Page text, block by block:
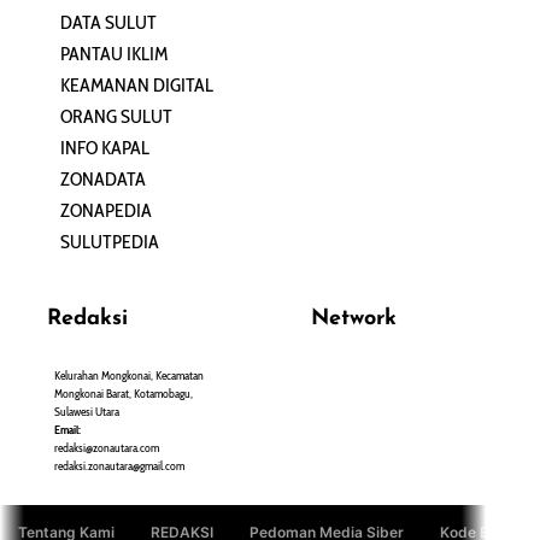
DATA SULUT
PANTAU IKLIM
KEAMANAN DIGITAL
ORANG SULUT
INFO KAPAL
ZONADATA
ZONAPEDIA
SULUTPEDIA
Redaksi
Kelurahan Mongkonai, Kecamatan
Mongkonai Barat, Kotamobagu,
Sulawesi Utara
Email:
redaksi@zonautara.com
redaksi.zonautara@gmail.com
Network
Tentang Kami REDAKSI Pedoman Media Siber Kode Etik